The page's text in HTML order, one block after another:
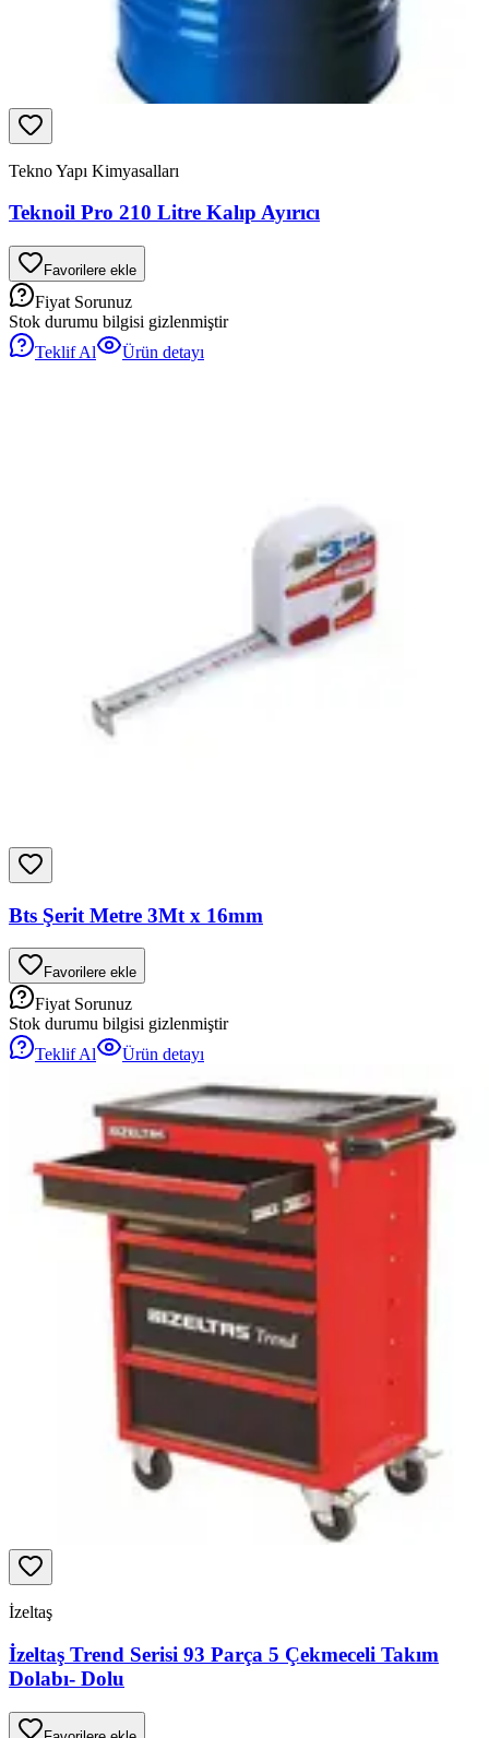
Tekno Yapı Kimyasalları
Teknoil Pro 210 Litre Kalıp Ayırıcı
Favorilere ekle
Fiyat Sorunuz
Stok durumu bilgisi gizlenmiştir
Teklif Al
Ürün detayı
Bts Şerit Metre 3Mt x 16mm
Favorilere ekle
Fiyat Sorunuz
Stok durumu bilgisi gizlenmiştir
Teklif Al
Ürün detayı
İzeltaş
İzeltaş Trend Serisi 93 Parça 5 Çekmeceli Takım
Dolabı- Dolu